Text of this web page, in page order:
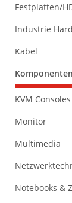
Festplatten/
Industrie
Kabel
Komponenten
KVM Consoles
Monitor
Multimedia
Notebooks &